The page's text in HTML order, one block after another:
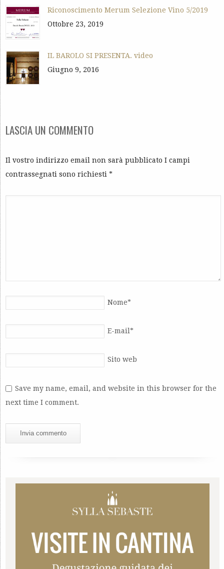
Riconoscimento Merum Selezione Vino 5/2019
Ottobre 23, 2019
IL BAROLO SI PRESENTA. video
Giugno 9, 2016
LASCIA UN COMMENTO
Il vostro indirizzo email non sarà pubblicato I campi
contrassegnati sono richiesti *
Nome*
E-mail*
Sito web
Save my name, email, and website in this browser for the
next time I comment.